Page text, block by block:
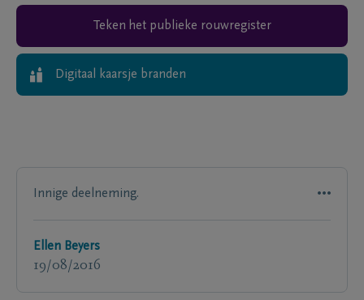
Teken het publieke rouwregister
Digitaal kaarsje branden
Innige deelneming.
Ellen Beyers
19/08/2016